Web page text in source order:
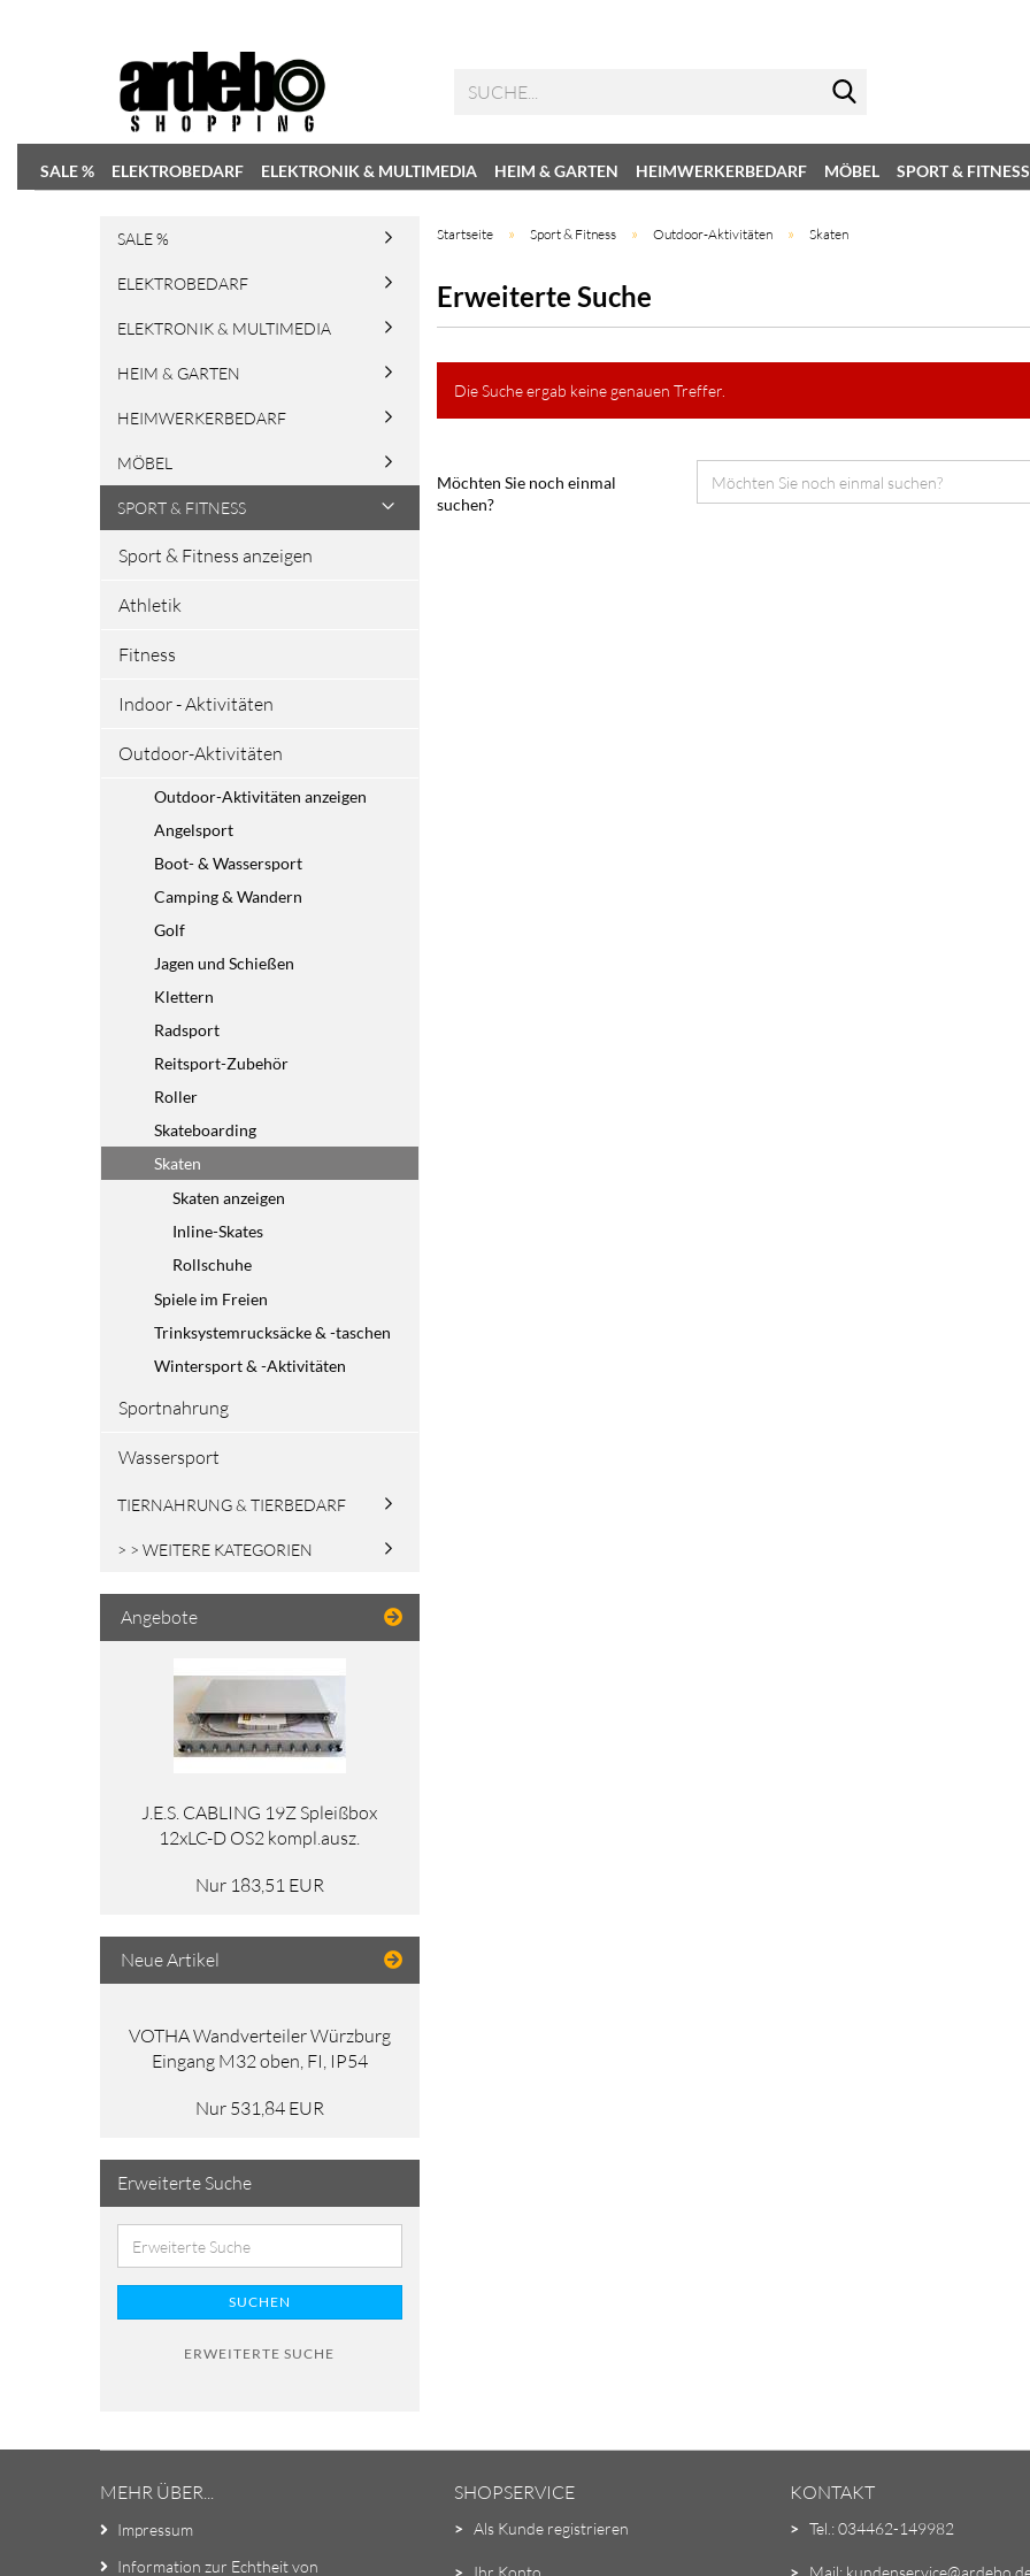
SALE % ELEKTROBEDARF ELEKTRONIK & MULTIMEDIA HEIM & GARTEN HEIMWERKERBEDARF MÖBEL SPORT & FITNESS
Startseite » Sport & Fitness » Outdoor-Aktivitäten » Skaten
Erweiterte Suche
Die Suche ergab keine genauen Treffer.
Möchten Sie noch einmal
suchen?
SALE %
ELEKTROBEDARF
ELEKTRONIK & MULTIMEDIA
HEIM & GARTEN
HEIMWERKERBEDARF
MÖBEL
SPORT & FITNESS
Sport & Fitness anzeigen
Athletik
Fitness
Indoor - Aktivitäten
Outdoor-Aktivitäten
Outdoor-Aktivitäten anzeigen
Angelsport
Boot- & Wassersport
Camping & Wandern
Golf
Jagen und Schießen
Klettern
Radsport
Reitsport-Zubehör
Roller
Skateboarding
Skaten
Skaten anzeigen
Inline-Skates
Rollschuhe
Spiele im Freien
Trinksystemrucksäcke & -taschen
Wintersport & -Aktivitäten
Sportnahrung
Wassersport
TIERNAHRUNG & TIERBEDARF
> > WEITERE KATEGORIEN
Angebote
J.E.S. CABLING 19Z Spleißbox
12xLC-D OS2 kompl.ausz.
Nur 183,51 EUR
Neue Artikel
VOTHA Wandverteiler Würzburg
Eingang M32 oben, FI, IP54
Nur 531,84 EUR
Erweiterte Suche
SUCHEN
ERWEITERTE SUCHE
MEHR ÜBER...
Impressum
Information zur Echtheit von
SHOPSERVICE
> Als Kunde registrieren
> Ihr Konto
KONTAKT
> Tel.: 034462-149982
> Mail: